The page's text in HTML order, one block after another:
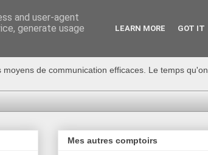
de communication efficaces. Le temps qu'on
Mes autres comptoirs
and user-agent
generate usage
LEARN MORE GOT IT